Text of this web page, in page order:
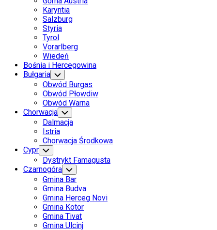
Karyntia
Salzburg
Styria
Tyrol
Vorarlberg
Wiedeń
Bośnia i Hercegowina
Bułgaria Toggle
Child
Menu
Obwód Burgas
Obwód Płowdiw
Obwód Warna
Chorwacja Toggle
Child
Menu
Dalmacja
Istria
Chorwacja Środkowa
Cypr Toggle
Child
Menu
Dystrykt Famagusta
Czarnogóra Toggle
Child
Menu
Gmina Bar
Gmina Budva
Gmina Herceg Novi
Gmina Kotor
Gmina Tivat
Gmina Ulcinj